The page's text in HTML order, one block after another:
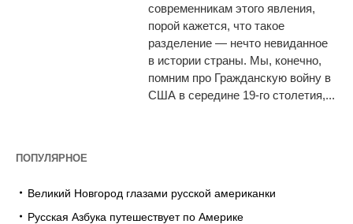
современникам этого явления,
порой кажется, что такое
разделение — нечто невиданное
в истории страны. Мы, конечно,
помним про Гражданскую войну в
США в середине 19-го столетия,...
ПОПУЛЯРНОЕ
Великий Новгород глазами русской американки
Русская Азбука путешествует по Америке